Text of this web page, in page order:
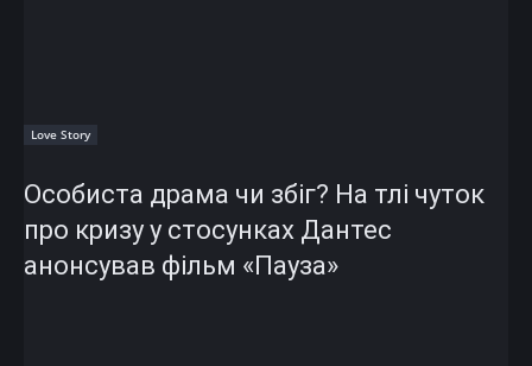
Love Story
Особиста драма чи збіг? На тлі чуток
про кризу у стосунках Дантес
анонсував фільм «Пауза»